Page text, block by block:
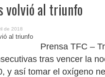
volvió al triunfo
de 2018
Prensa TFC –
tras vencer la
y así tomar el oxígeno